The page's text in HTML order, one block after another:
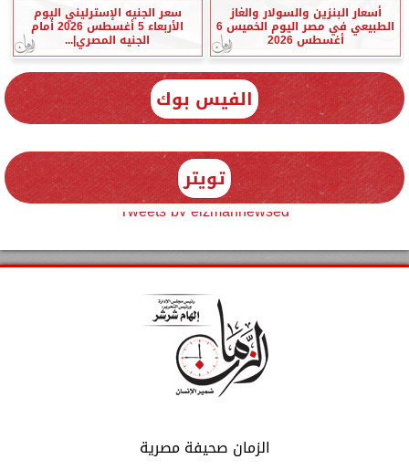
أسعار البنزين والسولار والغاز
الطبيعي في مصر اليوم الخميس 6
أغسطس 2026
سعر الجنيه الإسترليني اليوم
الأربعاء 5 أغسطس 2026 أمام
الجنيه المصري|...
الفيس بوك
تويتر
Tweets by elzmannewseg
الزمان صحيفة مصرية